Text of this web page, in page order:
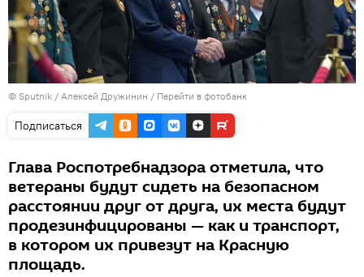
© Sputnik / Алексей Дружинин / Перейти в фотобанк
Подписаться
Глава Роспотребнадзора отметила, что
ветераны будут сидеть на безопасном
расстоянии друг от друга, их места будут
продезинфицированы — как и транспорт,
в котором их привезут на Красную
площадь.